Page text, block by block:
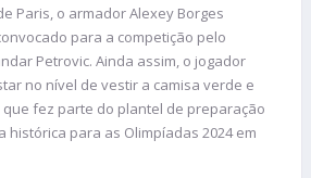
Paris, o armador Alexey Borges
para a competição pelo
Petrovic. Ainda assim, o jogador
no nível de vestir a camisa verde e
fez parte do plantel de preparação
histórica para as Olimpíadas 2024 em